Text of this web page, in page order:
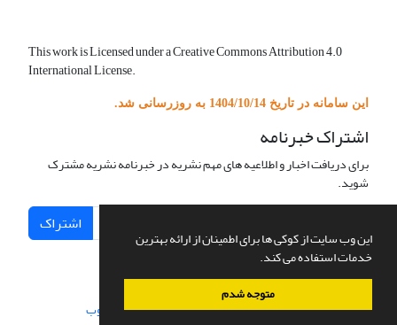
این وب سایت از کوکی ها برای اطمینان از ارائه بهترین
خدمات استفاده می کند.
متوجه شدم
This work is Licensed under a Creative Commons Attribution 4.0
International License.
این سامانه در تاریخ 1404/10/14 به روزرسانی شد.
اشتراک خبرنامه
برای دریافت اخبار و اطلاعیه های مهم نشریه در خبرنامه نشریه مشترک
شوید.
اشتراک
سامانه مدیریت نشریات علمی.طراحی و پیاده سازی از سیناوب